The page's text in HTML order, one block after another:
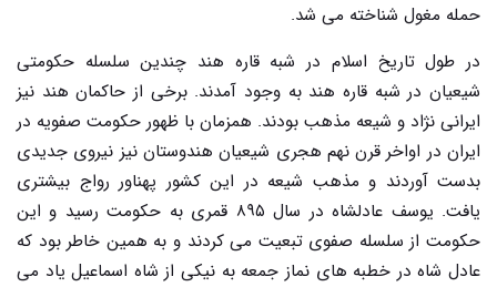
حمله مغول شناخته می شد.
در طول تاریخ اسلام در شبه قاره هند چندین سلسله حکومتی
شیعیان در شبه قاره هند به وجود آمدند. برخی از حاکمان هند نیز
ایرانی نژاد و شیعه مذهب بودند. همزمان با ظهور حکومت صفویه در
ایران در اواخر قرن نهم هجری شیعیان هندوستان نیز نیروی جدیدی
بدست آوردند و مذهب شیعه در این کشور پهناور رواج بیشتری
یافت. یوسف عادلشاه در سال ۸۹۵ قمری به حکومت رسید و این
حکومت از سلسله صفوی تبعیت می کردند و به همین خاطر بود که
عادل شاه در خطبه های نماز جمعه به نیکی از شاه اسماعیل یاد می